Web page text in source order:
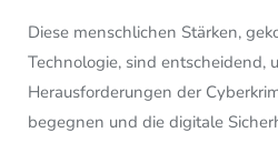
Diese menschlichen Stärken,
Technologie, sind entscheidend,
Herausforderungen der
begegnen und die digitale